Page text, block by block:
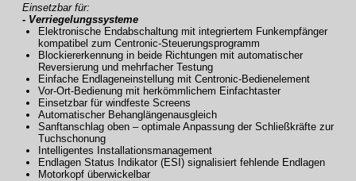
Einsetzbar für:
- Verriegelungssysteme
Elektronische Endabschaltung mit integriertem Funkempfänger
kompatibel zum Centronic-Steuerungsprogramm
Blockiererkennung in beide Richtungen mit automatischer
Reversierung und mehrfacher Testung
Einfache Endlageneinstellung mit Centronic-Bedienelement
Vor-Ort-Bedienung mit herkömmlichem Einfachtaster
Einsetzbar für windfeste Screens
Automatischer Behanglängenausgleich
Sanftanschlag oben – optimale Anpassung der Schließkräfte zur
Tuchschonung
Intelligentes Installationsmanagement
Endlagen Status Indikator (ESI) signalisiert fehlende Endlagen
Motorkopf überwickelbar